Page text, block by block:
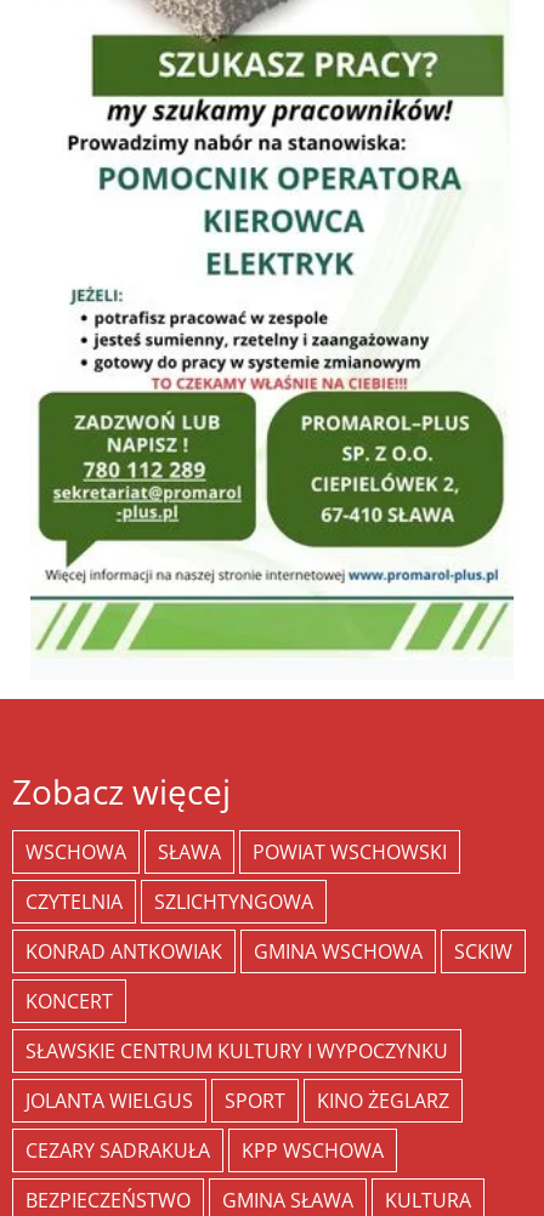
Zobacz więcej
WSCHOWA SŁAWA
POWIAT WSCHOWSKI
CZYTELNIA
SZLICHTYNGOWA
KONRAD ANTKOWIAK
GMINA WSCHOWA
SCKIW
KONCERT
SŁAWSKIE CENTRUM KULTURY I WYPOCZYNKU
JOLANTA WIELGUS
SPORT
KINO ŻEGLARZ
CEZARY SADRAKUŁA
KPP WSCHOWA
BEZPIECZEŃSTWO
GMINA SŁAWA
KULTURA